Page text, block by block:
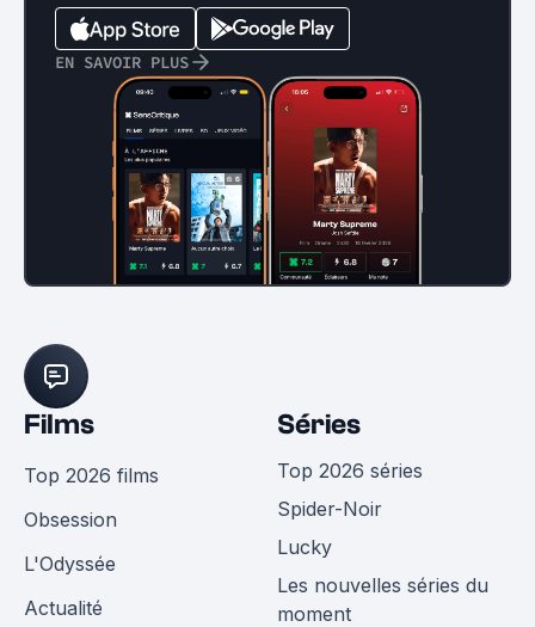
EN SAVOIR PLUS
Films
Top 2026 films
Obsession
L'Odyssée
Actualité
Séries
Top 2026 séries
Spider-Noir
Lucky
Les nouvelles séries du
moment